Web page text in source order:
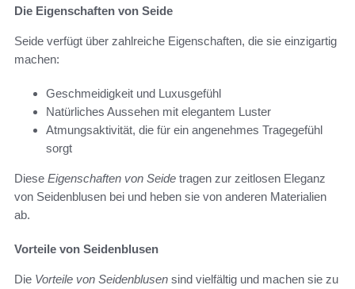
Die Eigenschaften von Seide
Seide verfügt über zahlreiche Eigenschaften, die sie einzigartig
machen:
Geschmeidigkeit und Luxusgefühl
Natürliches Aussehen mit elegantem Luster
Atmungsaktivität, die für ein angenehmes Tragegefühl
sorgt
Diese Eigenschaften von Seide tragen zur zeitlosen Eleganz
von Seidenblusen bei und heben sie von anderen Materialien
ab.
Vorteile von Seidenblusen
Die Vorteile von Seidenblusen sind vielfältig und machen sie zu